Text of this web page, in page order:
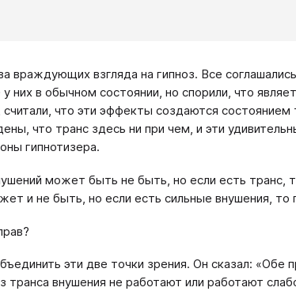
взгляда на гипноз. Все
них в обычном состоянии, но спорили, что
считали, что эти эффекты создаются
что транс здесь ни при чем, и эти
гипнотизера.
может быть не быть, но если есть транс,
и не быть, но если есть сильные внушения, то
эти две точки зрения. Он сказал: «Обе
транса внушения не работают или работают